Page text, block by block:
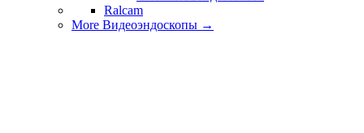
Ralcam
More Видеоэндоскопы →